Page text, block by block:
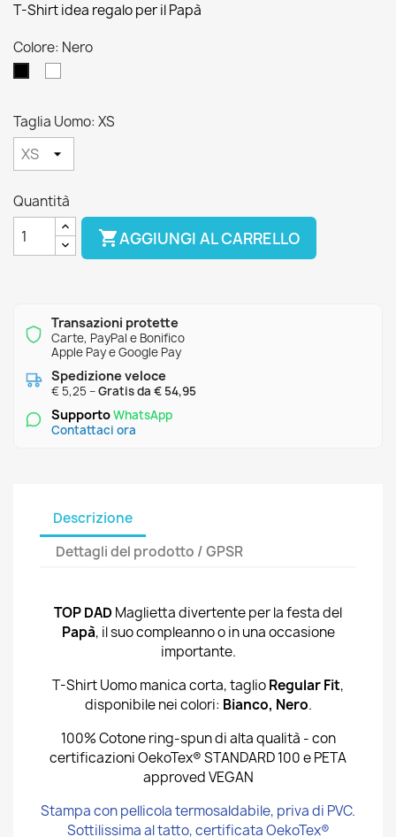
T-Shirt idea regalo per il Papà
Colore: Nero
Nero
Taglia Uomo: XS
Quantità
AGGIUNGI AL CARRELLO
Transazioni protette
Carte, PayPal e Bonifico
Apple Pay e Google Pay
Spedizione veloce
€ 5,25 –Gratis da € 54,95
SupportoWhatsApp
Contattaci ora
Descrizione
Dettagli del prodotto / GPSR
TOP DADMaglietta divertente per la festa del
Papà, il suo compleanno o in una occasione
importante.
T-Shirt Uomo manica corta, taglioRegular Fit,
disponibile nei colori: Bianco, Nero.
100% Cotone ring-spun di alta qualità - con
certificazioni OekoTex® STANDARD 100 e PETA
approved VEGAN
Stampa con pellicola termosaldabile, priva di PVC.
Sottilissima al tatto, certificata OekoTex®